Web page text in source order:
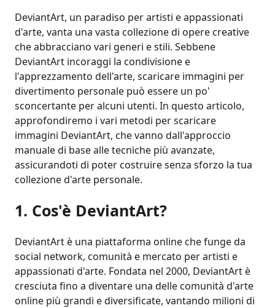
DeviantArt, un paradiso per artisti e appassionati
d'arte, vanta una vasta collezione di opere creative
che abbracciano vari generi e stili. Sebbene
DeviantArt incoraggi la condivisione e
l'apprezzamento dell'arte, scaricare immagini per
divertimento personale può essere un po'
sconcertante per alcuni utenti. In questo articolo,
approfondiremo i vari metodi per scaricare
immagini DeviantArt, che vanno dall'approccio
manuale di base alle tecniche più avanzate,
assicurandoti di poter costruire senza sforzo la tua
collezione d'arte personale.
1. Cos'è DeviantArt?
DeviantArt è una piattaforma online che funge da
social network, comunità e mercato per artisti e
appassionati d'arte. Fondata nel 2000, DeviantArt è
cresciuta fino a diventare una delle comunità d'arte
online più grandi e diversificate, vantando milioni di